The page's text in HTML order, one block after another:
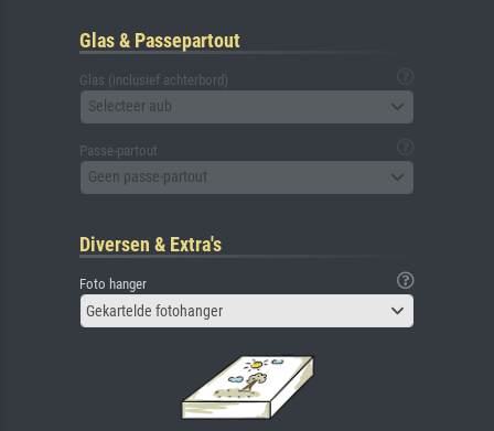
Glas & Passepartout
Glas (inclusief achterbord)
Selecteer aub
Passe-partout
Geen passe-partout
Diversen & Extra's
Foto hanger
Gekartelde fotohanger